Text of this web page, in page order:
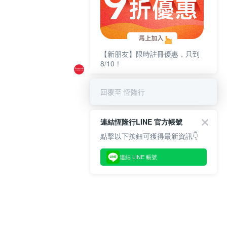
【新朋友】限時註冊優惠，只到
8/10！
回覆至 恆隆行
連結恆隆行LINE 官方帳號
點擊以下按鈕可獲得最新資訊👇
連結 LINE 帳號